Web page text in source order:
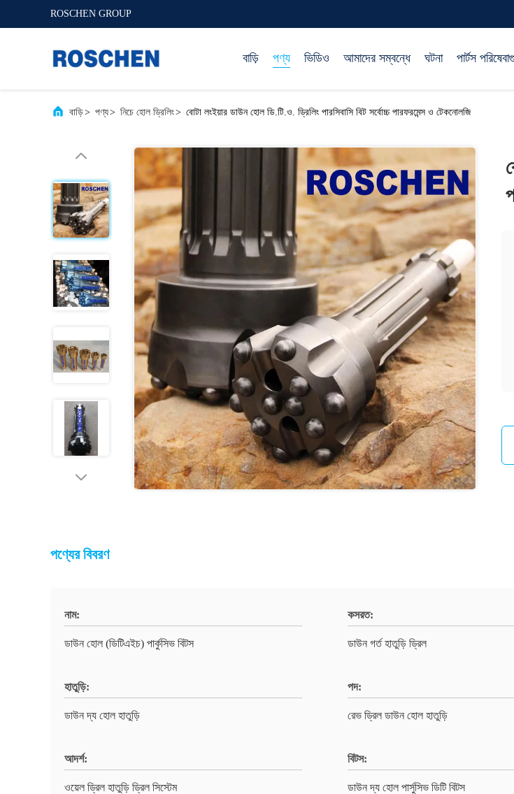
ROSCHEN GROUP
বাড়ি পণ্য ভিডিও আমাদের সম্বন্ধে ঘটনা পার্টস
বাড়ি> পণ্য> নিচে হোল ড্রিলিং> বোটা লংইয়ার ডাউন হোল ডি.টি.ও. ড্রিলিং পারসিবাসি বিট সর্বোচ্চ পারফরমেন্স ও টেকনোলজি
পণ্যের বিবরণ
নাম:
ডাউন হোল (ডিটিএইচ) পার্কুসিভ বিটস
কসরত:
ডাউন গর্ত হাতুড়ি ড্রিল
হাতুড়ি:
ডাউন দ্য হোল হাতুড়ি
পদ:
রেভ ড্রিল ডাউন হোল হাতুড়ি
আদর্শ:
ওয়েল ড্রিল হাতুড়ি ড্রিল সিস্টেম
বিটস:
ডাউন দ্য হোল পার্সুসিভ ডিটি বিটস